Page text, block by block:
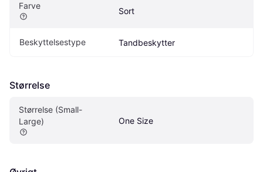
Farve
Sort
Beskyttelsestype Tandbeskytter
Størrelse
Størrelse (Small-
Large)
One Size